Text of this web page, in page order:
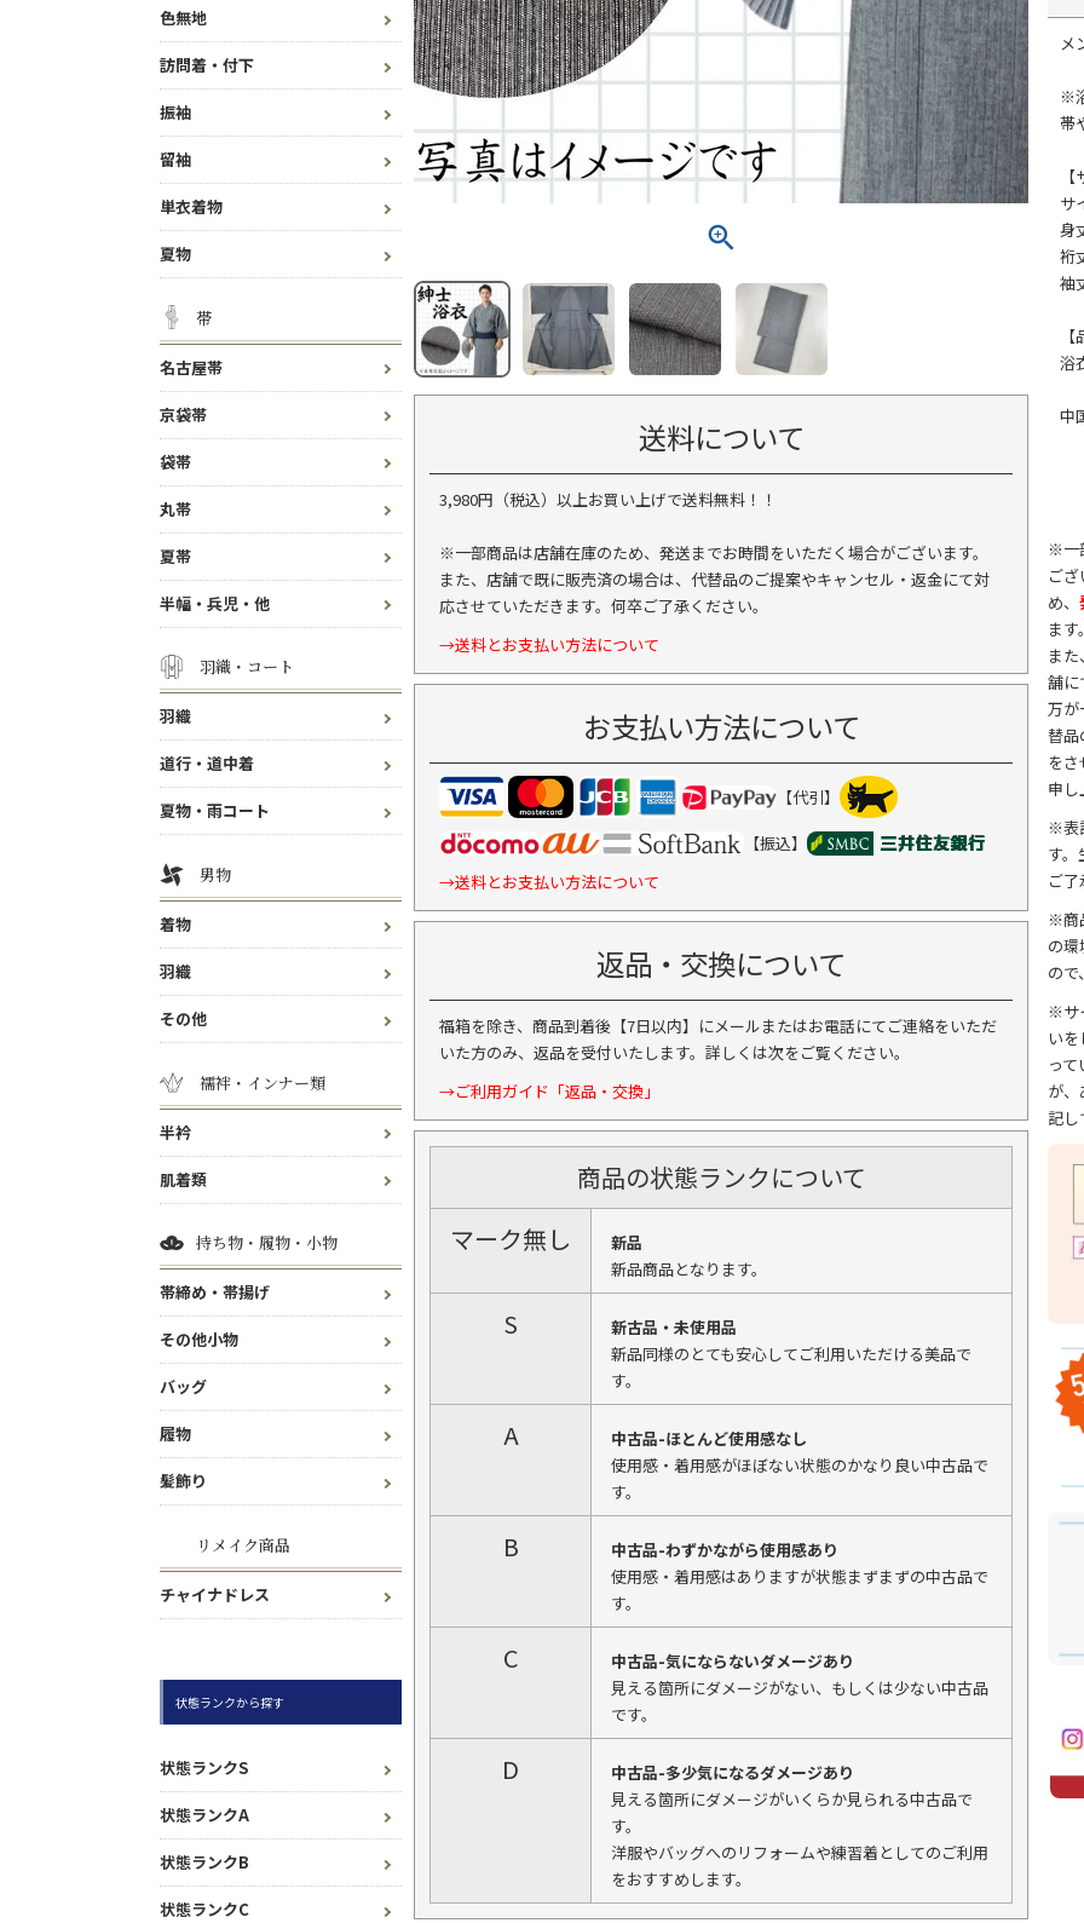
色無地
訪問着・付下
振袖
留袖
単衣着物
夏物
帯
名古屋帯
京袋帯
袋帯
丸帯
夏帯
半幅・兵児・他
羽織・コート
羽織
道行・道中着
夏物・雨コート
男物
着物
羽織
その他
襦袢・インナー類
半衿
肌着類
持ち物・履物・小物
帯締め・帯揚げ
その他小物
バッグ
履物
髪飾り
リメイク商品
チャイナドレス
状態ランクから探す
状態ランクS
状態ランクA
状態ランクB
状態ランクC
送料について
3,980円（税込）以上お買い上げで送料無料！！
※一部商品は店舗在庫のため、発送までお時間をいただく場合がございます。
また、店舗で既に販売済の場合は、代替品のご提案やキャンセル・返金にて対
応させていただきます。何卒ご了承ください。
→送料とお支払い方法について
お支払い方法について
【代引】
【振込】
→送料とお支払い方法について
返品・交換について
福箱を除き、商品到着後【7日以内】にメールまたはお電話にてご連絡をいただ
いた方のみ、返品を受付いたします。詳しくは次をご覧ください。
→ご利用ガイド「返品・交換」
商品の状態ランクについて
マーク無し
新品
新品商品となります。
S
新古品・未使用品
新品同様のとても安心してご利用いただける美品で
す。
A
中古品-ほとんど使用感なし
使用感・着用感がほぼない状態のかなり良い中古品で
す。
B
中古品-わずかながら使用感あり
使用感・着用感はありますが状態まずまずの中古品で
す。
C
中古品-気にならないダメージあり
見える箇所にダメージがない、もしくは少ない中古品
です。
D
中古品-多少気になるダメージあり
見える箇所にダメージがいくらか見られる中古品で
す。
洋服やバッグへのリフォームや練習着としてのご利用
をおすすめします。
メ
※
帯
サ
身
裄
袖
浴
中
※一
ご
め、
ます
ま
舗に
万が
替品
を
申し
※表
す
ご
※商
の
の
※サ
い
っ
が
記し